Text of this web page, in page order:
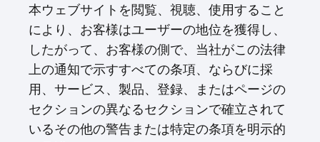
本ウェブサイトを閲覧、視聴、使用すること
により、お客様はユーザーの地位を獲得し、
したがって、お客様の側で、当社がこの法律
上の通知で示すすべての条項、ならびに採
用、サービス、製品、登録、またはページの
セクションの異なるセクションで確立されて
いるその他の警告または特定の条項を明示的